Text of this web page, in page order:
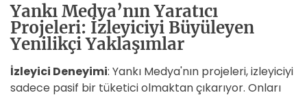
Yankı Medya’nın Yaratıcı
Projeleri: İzleyiciyi Büyüleyen
Yenilikçi Yaklaşımlar
İzleyici Deneyimi: Yankı Medya'nın projeleri, izleyiciyi
sadece pasif bir tüketici olmaktan çıkarıyor. Onları